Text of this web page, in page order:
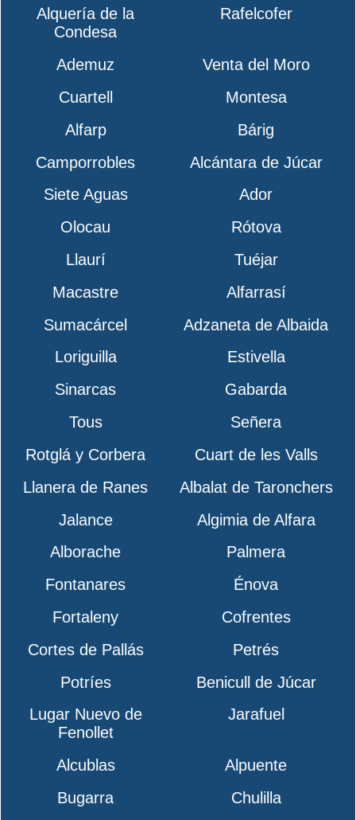
Alquería de la
Condesa
Rafelcofer
Ademuz
Venta del Moro
Cuartell
Montesa
Alfarp
Bárig
Camporrobles
Alcántara de Júcar
Siete Aguas
Ador
Olocau
Rótova
Llaurí
Tuéjar
Macastre
Alfarrasí
Sumacárcel
Adzaneta de Albaida
Loriguilla
Estivella
Sinarcas
Gabarda
Tous
Señera
Rotglá y Corbera
Cuart de les Valls
Llanera de Ranes
Albalat de Taronchers
Jalance
Algimia de Alfara
Alborache
Palmera
Fontanares
Énova
Fortaleny
Cofrentes
Cortes de Pallás
Petrés
Potríes
Benicull de Júcar
Lugar Nuevo de
Fenollet
Jarafuel
Alcublas
Alpuente
Bugarra
Chulilla